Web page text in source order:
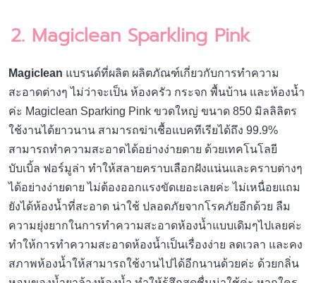
2. Magiclean Sparkling Pink
Magiclean แบรนด์ที่ผลิต ผลิตภัณฑ์เกี่ยวกับการทำความ
สะอาดต่างๆ ไม่ว่าจะเป็น ห้องครัว กระจก พื้นบ้าน และห้องน้ำ
ค่ะ Magiclean Sparking Pink ขวดใหญ่ ขนาด 850 มิลลิลิตร
ใช้งานได้ยาวนาน สามารถฆ่าเชื้อแบคทีเรียได้ถึง 99.9%
สามารถทำความสะอาดได้อย่างง่ายดาย ด้วยเทคโนโลยี
บับเบิ้ล ฟอร์มูล่า ทำให้สลายคราบเลือกฝังแน่นและคราบต่างๆ
ได้อย่างง่ายดาย ไม่ต้องออกแรงขัดเยอะเลยค่ะ ไม่เหนื่อยแถม
ยังได้ห้องน้ำที่สะอาด น่าใช้ ปลอดภัยจากโรคภัยอีกด้วย ลืม
ความยุ่งยากในการทำความสะอาดห้องน้ำแบบเดิมๆไปเลยค่ะ
ทำให้การทำความสะอาดห้องน้ำเป็นเรื่องง่าย ลดเวลา และคง
สภาพห้องน้ำให้สามารถใช้งานไปได้อีกนานด้วยค่ะ ด้วยกลิ่น